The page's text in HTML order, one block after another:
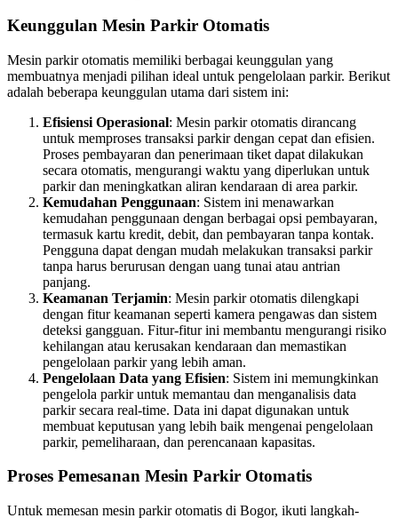
Keunggulan Mesin Parkir Otomatis
Mesin parkir otomatis memiliki berbagai keunggulan yang
membuatnya menjadi pilihan ideal untuk pengelolaan parkir. Berikut
adalah beberapa keunggulan utama dari sistem ini:
Efisiensi Operasional: Mesin parkir otomatis dirancang
untuk memproses transaksi parkir dengan cepat dan efisien.
Proses pembayaran dan penerimaan tiket dapat dilakukan
secara otomatis, mengurangi waktu yang diperlukan untuk
parkir dan meningkatkan aliran kendaraan di area parkir.
Kemudahan Penggunaan: Sistem ini menawarkan
kemudahan penggunaan dengan berbagai opsi pembayaran,
termasuk kartu kredit, debit, dan pembayaran tanpa kontak.
Pengguna dapat dengan mudah melakukan transaksi parkir
tanpa harus berurusan dengan uang tunai atau antrian
panjang.
Keamanan Terjamin: Mesin parkir otomatis dilengkapi
dengan fitur keamanan seperti kamera pengawas dan sistem
deteksi gangguan. Fitur-fitur ini membantu mengurangi risiko
kehilangan atau kerusakan kendaraan dan memastikan
pengelolaan parkir yang lebih aman.
Pengelolaan Data yang Efisien: Sistem ini memungkinkan
pengelola parkir untuk memantau dan menganalisis data
parkir secara real-time. Data ini dapat digunakan untuk
membuat keputusan yang lebih baik mengenai pengelolaan
parkir, pemeliharaan, dan perencanaan kapasitas.
Proses Pemesanan Mesin Parkir Otomatis
Untuk memesan mesin parkir otomatis di Bogor, ikuti langkah-